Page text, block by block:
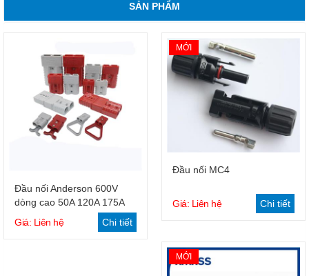
SẢN PHẨM
Giỏ hàng
Đầu nối Anderson 600V
dòng cao 50A 120A 175A
Giá: Liên hệ Chi tiết
MỚI
Giỏ hàng
Đầu nối MC4
Giá: Liên hệ Chi tiết
MỚI